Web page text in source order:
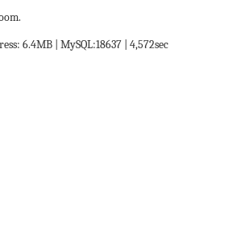
6.4MB | MySQL:18637 | 4,572sec